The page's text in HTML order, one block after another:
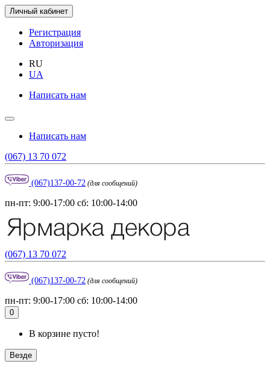
Личный кабинет
Регистрация
Авторизация
RU
UA
Написать нам
Написать нам
(067) 13 70 072
(067)137-00-72 (для сообщений)
пн-пт: 9:00-17:00 сб: 10:00-14:00
(067) 13 70 072
(067)137-00-72 (для сообщений)
пн-пт: 9:00-17:00 сб: 10:00-14:00
0
В корзине пусто!
Везде